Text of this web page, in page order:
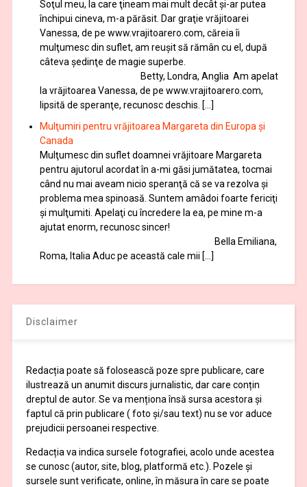
Soţul meu, la care ţineam mai mult decât și-ar putea
închipui cineva, m-a părăsit. Dar graţie vrăjitoarei
Vanessa, de pe www.vrajitoarero.com, căreia îi
mulţumesc din suflet, am reuşit să rămân cu el, după
câteva şedinţe de magie superbe.
Betty, Londra, Anglia Am apelat
la vrăjitoarea Vanessa, de pe www.vrajitoarero.com,
lipsită de speranţe, recunosc deschis. […]
Mulţumiri pentru vrăjitoarea Margareta din Europa și
Canada
Mulţumesc din suflet doamnei vrăjitoare Margareta
pentru ajutorul acordat în a-mi găsi jumătatea, tocmai
când nu mai aveam nicio speranţă că se va rezolva şi
problema mea spinoasă. Suntem amâdoi foarte fericiţi
şi mulţumiti. Apelaţi cu încredere la ea, pe mine m-a
ajutat enorm, recunosc sincer!
Bella Emiliana,
Roma, Italia Aduc pe această cale mii […]
Disclaimer
Redacția poate să folosească poze spre publicare, care
ilustrează un anumit discurs jurnalistic, dar care conțin
dreptul de autor. Se va menționa însă sursa acestora și
faptul că prin publicare ( foto și/sau text) nu se vor aduce
prejudicii persoanei respective.
Redacția va indica sursele fotografiei, acolo unde acestea
se cunosc (autor, site, blog, platformă etc.). Pozele și
sursele sunt verificate, online, în măsura în care se poate